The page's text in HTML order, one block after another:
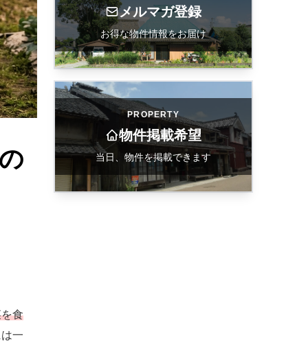
食
一
メルマガ登録
お得な物件情報をお届け
PROPERTY
物件掲載希望
当日、物件を掲載できます